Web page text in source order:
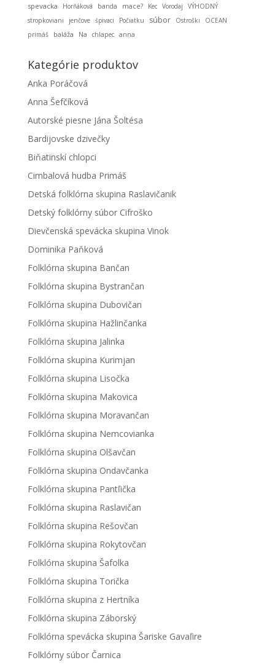
spevacka Horňáková banda mace? Kec Vorodaj
VÝHODNÝ
stropkoviani
jenčove śpivaci Počiatku súbor Ostroški
OCEAN
primáš
baláža Na chlapec anna
Kategórie produktov
Anka Poráčová
Anna Šefčíková
Autorské piesne Jána Šoltésa
Bardijovske dzivečky
Biňatinskí chlopci
Cimbalová hudba Primáš
Detská folklórna skupina Raslavičanik
Detský folklórny súbor Cifroško
Dievčenská spevácka skupina Vinok
Dominika Paňková
Folklórna skupina Bančan
Folklórna skupina Bystrančan
Folklórna skupina Dubovičan
Folklórna skupina Hažlinčanka
Folklórna skupina Jalinka
Folklórna skupina Kurimjan
Folklórna skupina Lisočka
Folklórna skupina Makovica
Folklórna skupina Moravančan
Folklórna skupina Nemcovianka
Folklórna skupina Olšavčan
Folklórna skupina Ondavčanka
Folklórna skupina Pantľička
Folklórna skupina Raslavičan
Folklórna skupina Rešovčan
Folklórna skupina Rokytovčan
Folklórna skupina Šafolka
Folklórna skupina Torička
Folklórna skupina z Hertníka
Folklórna skupina Záborský
Folklórna spevácka skupina Šariske Gavaľire
Folklórny súbor Čarnica